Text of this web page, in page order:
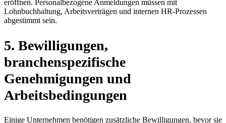
eröffnen. Personalbezogene Anmeldungen müssen mit
Lohnbuchhaltung, Arbeitsverträgen und internen HR-Prozessen
abgestimmt sein.
5. Bewilligungen,
branchenspezifische
Genehmigungen und
Arbeitsbedingungen
Einige Unternehmen benötigen zusätzliche Bewilligungen, bevor sie